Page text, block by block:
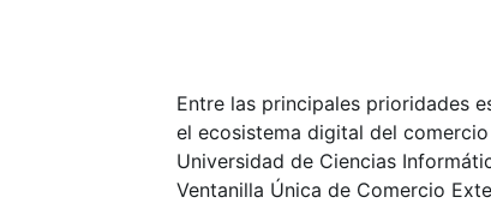
Entre las principales prioridades
el ecosistema digital del
Universidad de Ciencias
Ventanilla Única de Comercio